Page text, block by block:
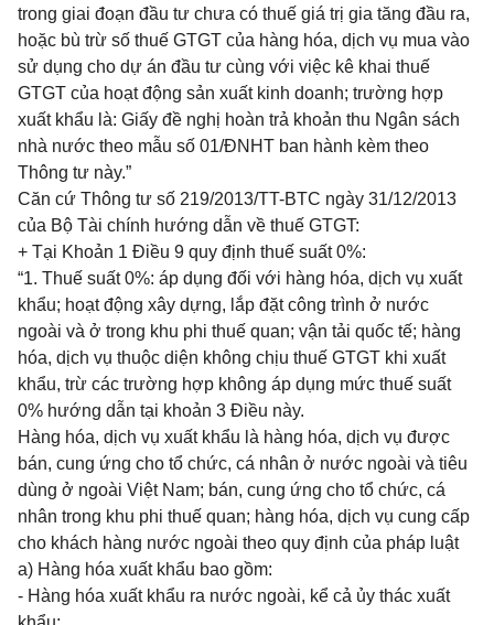
trong giai đoạn đầu tư chưa có thuế giá trị gia tăng đầu ra,
hoặc bù trừ số thuế GTGT của hàng hóa, dịch vụ mua vào
sử dụng cho dự án đầu tư cùng với việc kê khai thuế
GTGT của hoạt động sản xuất kinh doanh; trường hợp
xuất khẩu là: Giấy đề nghị hoàn trả khoản thu Ngân sách
nhà nước theo mẫu số 01/ĐNHT ban hành kèm theo
Thông tư này.”
Căn cứ Thông tư số 219/2013/TT-BTC ngày 31/12/2013
của Bộ Tài chính hướng dẫn về thuế GTGT:
+ Tại Khoản 1 Điều 9 quy định thuế suất 0%:
“1. Thuế suất 0%: áp dụng đối với hàng hóa, dịch vụ xuất
khẩu; hoạt động xây dựng, lắp đặt công trình ở nước
ngoài và ở trong khu phi thuế quan; vận tải quốc tế; hàng
hóa, dịch vụ thuộc diện không chịu thuế GTGT khi xuất
khẩu, trừ các trường hợp không áp dụng mức thuế suất
0% hướng dẫn tại khoản 3 Điều này.
Hàng hóa, dịch vụ xuất khẩu là hàng hóa, dịch vụ được
bán, cung ứng cho tổ chức, cá nhân ở nước ngoài và tiêu
dùng ở ngoài Việt Nam; bán, cung ứng cho tổ chức, cá
nhân trong khu phi thuế quan; hàng hóa, dịch vụ cung cấp
cho khách hàng nước ngoài theo quy định của pháp luật
a) Hàng hóa xuất khẩu bao gồm:
- Hàng hóa xuất khẩu ra nước ngoài, kể cả ủy thác xuất